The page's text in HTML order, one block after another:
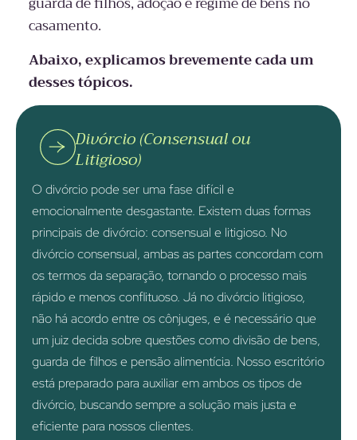
casamento.
Abaixo, explicamos brevemente cada um
desses tópicos.
Divórcio (Consensual ou
Litigioso)
O divórcio pode ser uma fase difícil e
emocionalmente desgastante. Existem duas formas
principais de divórcio: consensual e litigioso. No
divórcio consensual, ambas as partes concordam com
os termos da separação, tornando o processo mais
rápido e menos conflituoso. Já no divórcio litigioso,
não há acordo entre os cônjuges, e é necessário que
um juiz decida sobre questões como divisão de bens,
guarda de filhos e pensão alimentícia. Nosso escritório
está preparado para auxiliar em ambos os tipos de
divórcio, buscando sempre a solução mais justa e
eficiente para nossos clientes.